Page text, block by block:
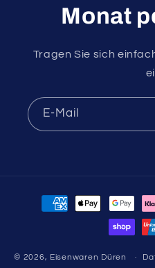
Monat
Tragen Sie sich
E-Mail
Zahlungsmethoden
© 2026, Eisenwaren Düren